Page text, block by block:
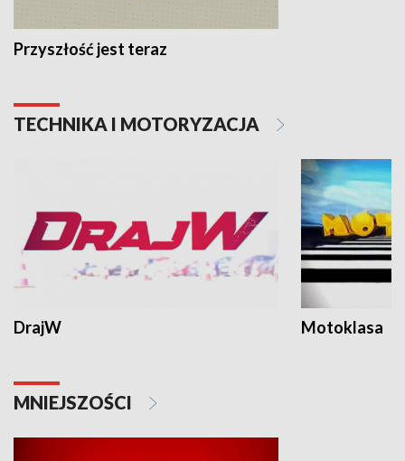
Przyszłość jest teraz
TECHNIKA I MOTORYZACJA
DrajW Motoklasa
MNIEJSZOŚCI